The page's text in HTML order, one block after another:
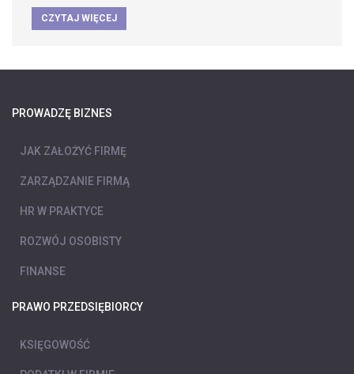
CZYTAJ WIĘCEJ
PROWADZĘ BIZNES
JAK ZAŁOŻYĆ FIRMĘ
ZARZĄDZANIE FIRMĄ
HR W PRAKTYCE
ROZWÓJ OSOBISTY
FINANSE
PRAWO PRZEDSIĘBIORCY
KSIĘGOWOŚĆ